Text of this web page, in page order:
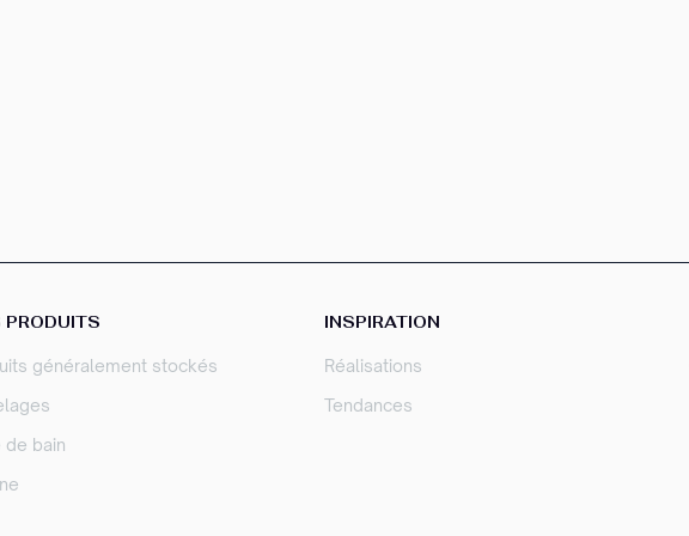
PRODUITS
généralement stockés
de bain
INSPIRATION
Réalisations
Tendances